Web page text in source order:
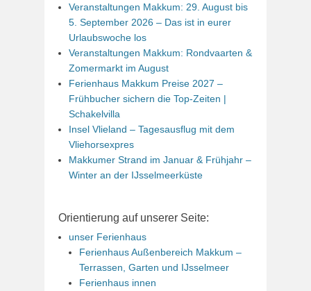
Veranstaltungen Makkum: 29. August bis
5. September 2026 – Das ist in eurer
Urlaubswoche los
Veranstaltungen Makkum: Rondvaarten &
Zomermarkt im August
Ferienhaus Makkum Preise 2027 –
Frühbucher sichern die Top-Zeiten |
Schakelvilla
Insel Vlieland – Tagesausflug mit dem
Vliehorsexpres
Makkumer Strand im Januar & Frühjahr –
Winter an der IJsselmeerküste
Orientierung auf unserer Seite:
unser Ferienhaus
Ferienhaus Außenbereich Makkum –
Terrassen, Garten und IJsselmeer
Ferienhaus innen